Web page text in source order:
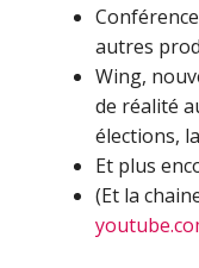
autres
Wing,
de réalité
élections,
Et plus
(Et la